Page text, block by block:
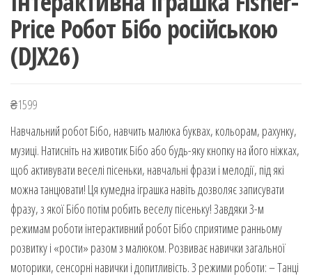
Price Робот Бібо російською
(DJX26)
₴1599
Навчальний робот Бібо, навчить малюка буквах, кольорам, рахунку,
музиці. Натисніть на животик Бібо або будь-яку кнопку на його ніжках,
щоб активувати веселі пісеньки, навчальні фрази і мелодії, під які
можна танцювати! Ця кумедна іграшка навіть дозволяє записувати
фразу, з якої Бібо потім робить веселу пісеньку! Завдяки 3-м
режимам роботи інтерактивний робот Бібо сприятиме ранньому
розвитку і «рости» разом з малюком. Розвиває навички загальної
моторики, сенсорні навички і допитливість. 3 режими роботи: – Танці